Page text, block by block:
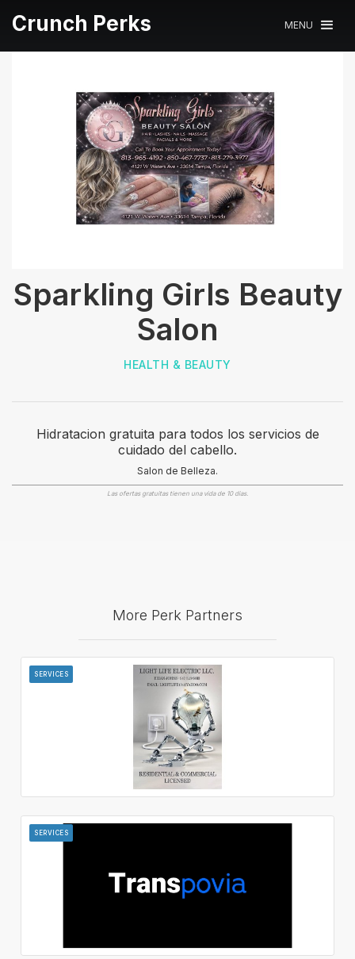
Crunch Perks MENU
Sparkling Girls Beauty
Salon
HEALTH & BEAUTY
Hidratacion gratuita para todos los servicios de
cuidado del cabello.
Salon de Belleza.
Las ofertas gratuitas tienen una vida de 10 dias.
More Perk Partners
SERVICES
SERVICES